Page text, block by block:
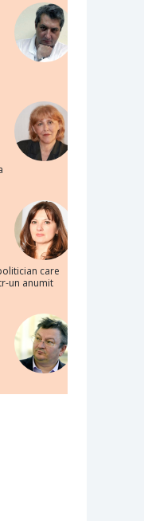
care
un anumit